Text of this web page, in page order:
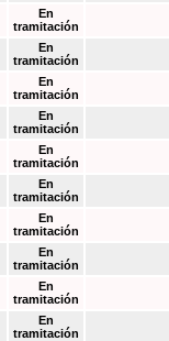
En
tramitación
En
tramitación
En
tramitación
En
tramitación
En
tramitación
En
tramitación
En
tramitación
En
tramitación
En
tramitación
En
tramitación